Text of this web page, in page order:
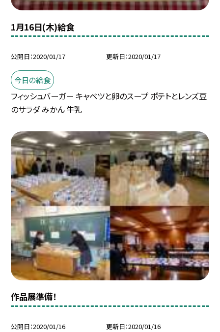
1月16日(木)給食
公開日 2020/01/17 更新日 2020/01/17
今日の給食
フィッシュバーガー キャベツと卵のスープ ポテトとレンズ豆
のサラダ みかん 牛乳
作品展準備！
公開日 2020/01/16 更新日 2020/01/16